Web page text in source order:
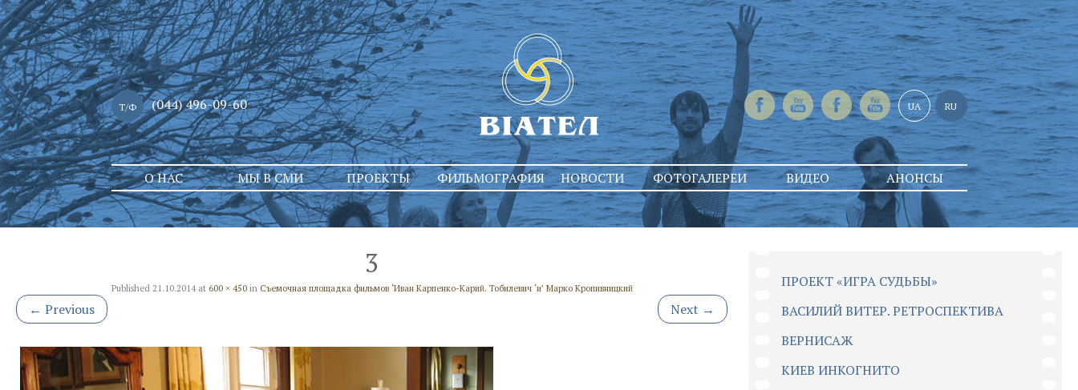
Т/Ф (044) 496-09-60 UA RU
Skip
to
content
О НАС МЫ В СМИ ПРОЕКТЫ ФИЛЬМОГРАФИЯ НОВОСТИ ФОТОГАЛЕРЕИ ВИДЕО АНОНСЫ
3
Published 21.10.2014at 600 × 450in Съемочная площадка фильмов ‘Иван Карпенко-Карий. Тобилевич ‘и’ Марко Кропивницкий
← Previous Next →
ПРОЕКТ «ИГРА СУДЬБЫ»
ВАСИЛИЙ ВИТЕР. РЕТРОСПЕКТИВА
ВЕРНИСАЖ
КИЕВ ИНКОГНИТО